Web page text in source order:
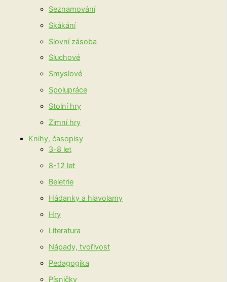
Seznamování
Skákání
Slovní zásoba
Sluchové
Smyslové
Spolupráce
Stolní hry
Zimní hry
Knihy, časopisy
3-8 let
8-12 let
Beletrie
Hádanky a hlavolamy
Hry
Literatura
Nápady, tvořivost
Pedagogika
Písničky